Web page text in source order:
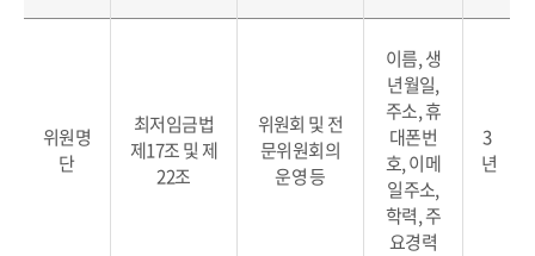
위원명
단
최저임금법
제17조 및 제
22조
위원회 및 전
문위원회의
운영 등
이름, 생
년월일,
주소, 휴
대폰번
호, 이메
일주소,
학력, 주
요경력
3
년